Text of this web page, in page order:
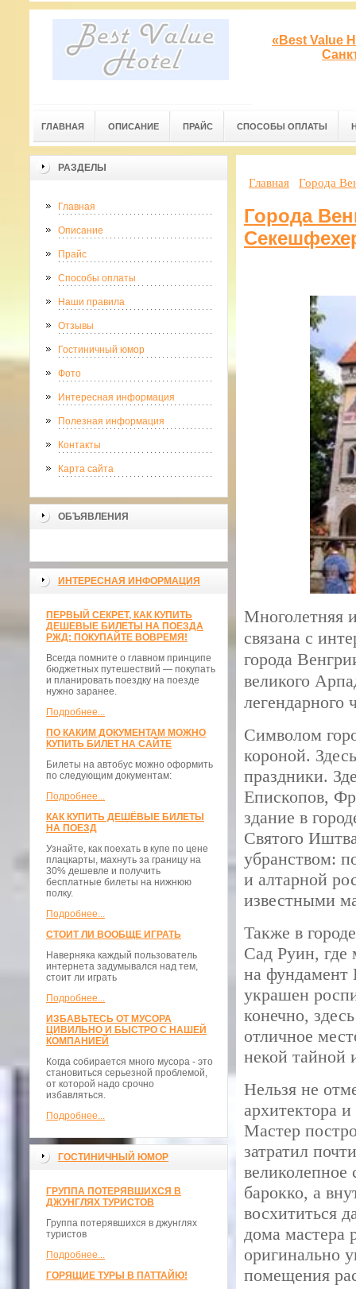
«Best Value
ГЛАВНАЯ ОПИСАНИЕ ПРАЙС СПОСОБЫ ОПЛАТЫ
РАЗДЕЛЫ
Главная
Описание
Прайс
Способы оплаты
Наши правила
Отзывы
Гостиничный юмор
Фото
Интересная информация
Полезная информация
Контакты
Карта сайта
ОБЪЯВЛЕНИЯ
ИНТЕРЕСНАЯ ИНФОРМАЦИЯ
ПЕРВЫЙ СЕКРЕТ, КАК КУПИТЬ
ДЕШЕВЫЕ БИЛЕТЫ НА ПОЕЗДА
РЖД: ПОКУПАЙТЕ ВОВРЕМЯ!
Всегда помните о главном принципе
бюджетных путешествий — покупать
и планировать поездку на поезде
нужно заранее.
Подробнее...
ПО КАКИМ ДОКУМЕНТАМ МОЖНО
КУПИТЬ БИЛЕТ НА САЙТЕ
Билеты на автобус можно оформить
по следующим документам:
Подробнее...
КАК КУПИТЬ ДЕШЁВЫЕ БИЛЕТЫ
НА ПОЕЗД
Узнайте, как поехать в купе по цене
плацкарты, махнуть за границу на
30% дешевле и получить
бесплатные билеты на нижнюю
полку.
Подробнее...
СТОИТ ЛИ ВООБЩЕ ИГРАТЬ
Наверняка каждый пользователь
интернета задумывался над тем,
стоит ли играть
Подробнее...
ИЗБАВЬТЕСЬ ОТ МУСОРА
ЦИВИЛЬНО И БЫСТРО С НАШЕЙ
КОМПАНИЕЙ
Когда собирается много мусора - это
становиться серьезной проблемой,
от которой надо срочно
избавляться.
Подробнее...
ГОСТИНИЧНЫЙ ЮМОР
ГРУППА ПОТЕРЯВШИХСЯ В
ДЖУНГЛЯХ ТУРИСТОВ
Группа потерявшихся в джунглях
туристов
Подробнее...
ГОРЯЩИЕ ТУРЫ В ПАТТАЙЮ!
Главная Города
Города
Многолетняя
связана с
города
великого
легендарного
Символом
короной.
праздники.
Епископов,
здание в
Святого
убранством:
и алтарной
известными
Также в
Сад Руин, где
на фундамент
украшен
конечно,
отличное
некой тайной
Нельзя не
архитектора
Мастер
затратил
великолепное
барокко, а
восхититься
дома мастера
оригинально
помещения